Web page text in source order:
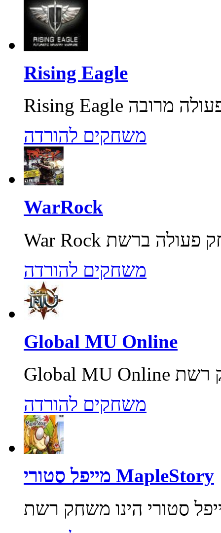
Rising Eagle
משחקים להורדה
WarRock
משחקים להורדה
Global MU Online
משחקים להורדה
מייפל סטורי MapleStory